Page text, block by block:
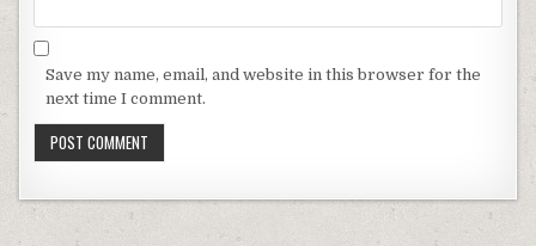
Save my name, email, and website in this browser for the
next time I comment.